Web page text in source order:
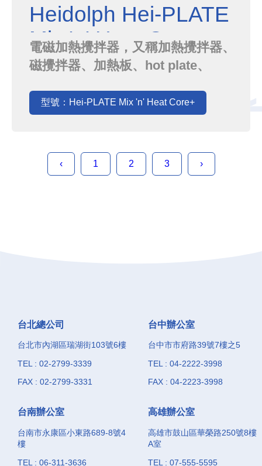
Heidolph Hei-PLATE
Mix 'n' Heat Core+
電磁加熱攪拌器，又稱加熱攪拌器、
磁攪拌器、加熱板、hot plate、
用高功率線圈快速產生熱量，並利用
熱導良好的材質將熱量傳送到表面，
穩定轉動，同時完成加熱與攪拌的目
的．我們的Heidolph來自德國，所有
型號：Hei-PLATE Mix 'n' Heat Core+
‹ 1 2 3 ›
台北總公司
台北市內湖區瑞湖街103號6樓
TEL : 02-2799-3339
FAX : 02-2799-3331
台中辦公室
台中市市府路39號7樓之5
TEL : 04-2222-3998
FAX : 04-2223-3998
台南辦公室
台南市永康區小東路689-8號4
樓
TEL : 06-311-3636
高雄辦公室
高雄市鼓山區華榮路250號8樓
A室
TEL : 07-555-5595